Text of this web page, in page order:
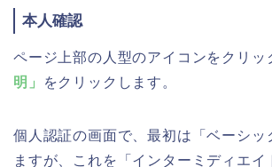
本人確認
ページ上部の人型のアイコンをクリッ
明」
をクリックします。
個人認証の画面で、最初は「ベーシッ
ますが、これを「インターミディエイ